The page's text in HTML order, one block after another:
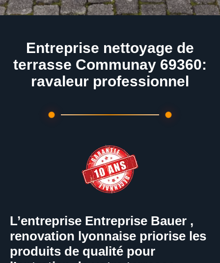
Entreprise nettoyage de
terrasse Communay 69360:
ravaleur professionnel
L’entreprise Entreprise Bauer ,
renovation lyonnaise priorise les
produits de qualité pour